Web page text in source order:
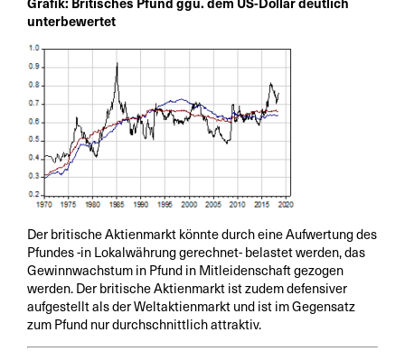
unterbewertet
Der britische Aktienmarkt könnte durch eine Aufwertung des
Pfundes -in Lokalwährung gerechnet- belastet werden, das
Gewinnwachstum in Pfund in Mitleidenschaft gezogen
werden. Der britische Aktienmarkt ist zudem defensiver
aufgestellt als der Weltaktienmarkt und ist im Gegensatz
zum Pfund nur durchschnittlich attraktiv.